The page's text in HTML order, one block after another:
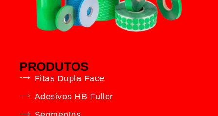
PRODUTOS
Fitas Dupla Face
Adesivos HB Fuller